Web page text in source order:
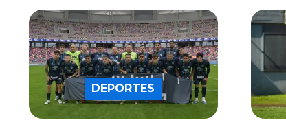
DEPORTES